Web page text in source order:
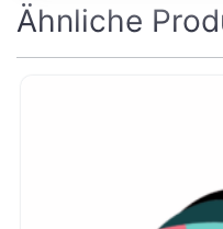
Ähnliche